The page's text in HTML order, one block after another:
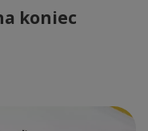
koniec